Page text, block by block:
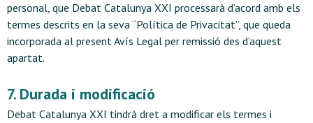
personal, que Debat Catalunya XXI processarà d’acord amb els
termes descrits en la seva “Política de Privacitat”, que queda
incorporada al present Avís Legal per remissió des d’aquest
apartat.
7. Durada i modificació
Debat Catalunya XXI tindrà dret a modificar els termes i